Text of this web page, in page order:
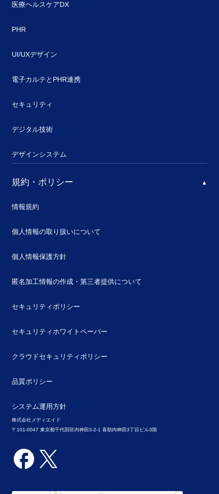
株式会社メディエイド
〒101-0047 東京都千代田区内神田3-2-1 喜助内神田3丁目ビル3階
医療ヘルスケアDX
PHR
UI/UXデザイン
電子カルテとPHR連携
セキュリティ
デジタル技術
デザインシステム
規約・ポリシー
情報規約
個人情報の取り扱いについて
個人情報保護方針
匿名加工情報の作成・第三者提供について
セキュリティポリシー
セキュリティホワイトペーパー
クラウドセキュリティポリシー
品質ポリシー
システム運用方針